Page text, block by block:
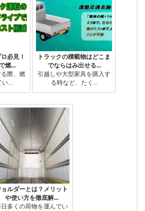
必見！
燃...
る際、燃
い...
トラックの積載物はどこま
でならはみ出せる...
引越しや大型家具を購入す
る時など、たく...
ョルダーとは？メリット
や使い方を徹底解...
多くの荷物を運んでい